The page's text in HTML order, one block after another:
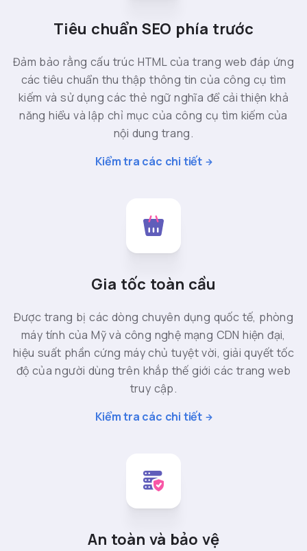
Tiêu chuẩn SEO phía trước
Đảm bảo rằng cấu trúc HTML của trang web đáp ứng
các tiêu chuẩn thu thập thông tin của công cụ tìm
kiếm và sử dụng các thẻ ngữ nghĩa để cải thiện khả
năng hiểu và lập chỉ mục của công cụ tìm kiếm của
nội dung trang.
Kiểm tra các chi tiết
Gia tốc toàn cầu
Được trang bị các dòng chuyên dụng quốc tế, phòng
máy tính của Mỹ và công nghệ mạng CDN hiện đại,
hiệu suất phần cứng máy chủ tuyệt vời, giải quyết tốc
độ của người dùng trên khắp thế giới các trang web
truy cập.
Kiểm tra các chi tiết
An toàn và bảo vệ